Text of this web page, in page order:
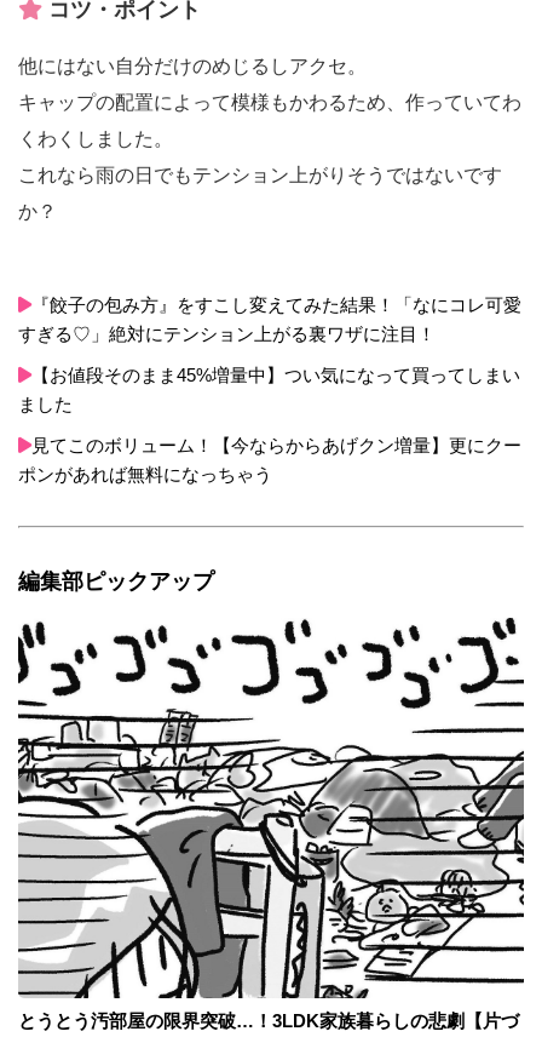
コツ・ポイント
他にはない自分だけのめじるしアクセ。
キャップの配置によって模様もかわるため、作っていてわ
くわくしました。
これなら雨の日でもテンション上がりそうではないです
か？
『餃子の包み方』をすこし変えてみた結果！「なにコレ可愛
すぎる♡」絶対にテンション上がる裏ワザに注目！
【お値段そのまま45%増量中】つい気になって買ってしまい
ました
見てこのボリューム！【今ならからあげクン増量】更にクー
ポンがあれば無料になっちゃう
編集部ピックアップ
とうとう汚部屋の限界突破…！3LDK家族暮らしの悲劇【片づ